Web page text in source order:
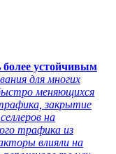
более устойчивым
для многих
меняющихся
закрытие
на
трафика из
влияли на